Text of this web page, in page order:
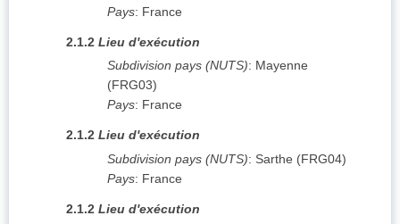
Pays: France
2.1.2 Lieu d'exécution
Subdivision pays (NUTS): Mayenne
(FRG03)
Pays: France
2.1.2 Lieu d'exécution
Subdivision pays (NUTS): Sarthe (FRG04)
Pays: France
2.1.2 Lieu d'exécution